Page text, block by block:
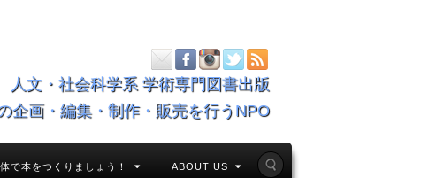
人文・社会科学系 学術専門図書出版
企画・編集・制作・販売を行うNPO
で本をつくりましょう！ ABOUT US